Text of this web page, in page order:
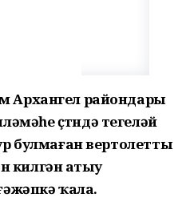
Архангел райондары
өҫтөндә тегеләй
булмаған вертолетты
килгән атыу
ҡала.